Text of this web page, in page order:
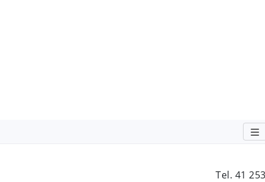
Tel. 41